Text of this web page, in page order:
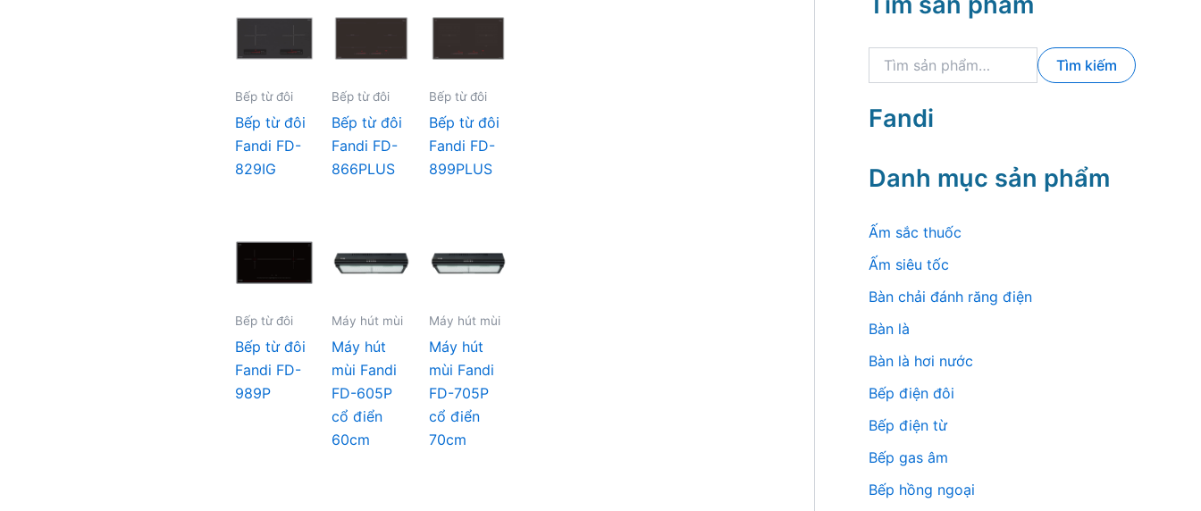
Bếp từ đôi
Bếp từ đôi
Fandi FD-
829IG
Bếp từ đôi
Bếp từ đôi
Fandi FD-
866PLUS
Bếp từ đôi
Bếp từ đôi
Fandi FD-
899PLUS
Bếp từ đôi
Bếp từ đôi
Fandi FD-
989P
Máy hút mùi
Máy hút
mùi Fandi
FD-605P
cổ điển
60cm
Máy hút mùi
Máy hút
mùi Fandi
FD-705P
cổ điển
70cm
u
đ
k
Tìm kiếm
Fandi
Danh mục sản phẩm
Ấm sắc thuốc
Ấm siêu tốc
Bàn chải đánh răng điện
Bàn là
Bàn là hơi nước
Bếp điện đôi
Bếp điện từ
Bếp gas âm
Bếp hồng ngoại